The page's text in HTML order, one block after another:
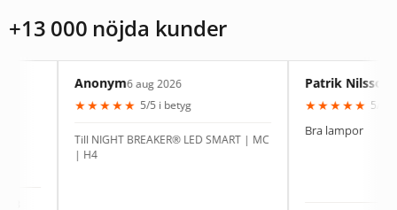
+13 000 nöjda kunder
6 aug 2026
★ 5/5 i betyg
Till NIGHT BREAKER® LED SMART | MC
Patrik Nilsson4 aug 2026
★ 5/5 i betyg
Bra lampor